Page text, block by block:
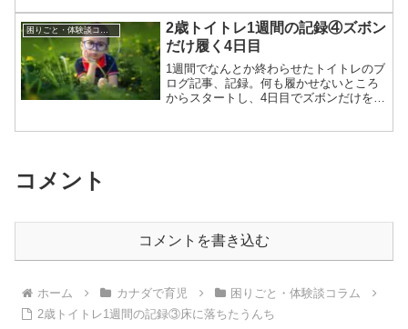
困りごと・体験談コラム
2歳トイトレ1週間の記録④ズボン
だけ履く4日目
1週間でなんとか終わらせたトイトレのブ
ログ記事、記録。何も履かせないところ
からスタートし、4日目でズボンだけを履
コメント
コメントを書き込む
ホーム カナダで育児
困りごと・体験談コラム
2歳トイトレ1週間の記録③床に落ちたうんち